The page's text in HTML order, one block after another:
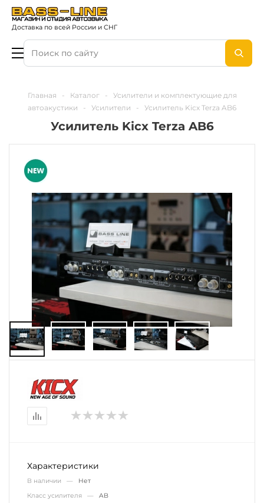
Доставка по всей России и СНГ
Главная - Каталог -
Усилители и комплектующие для
автоакустики
- Усилители - Усилитель Kicx Terza AB6
Усилитель Kicx Terza AB6
Характеристики
В наличии — Нет
Класс усилителя — AB